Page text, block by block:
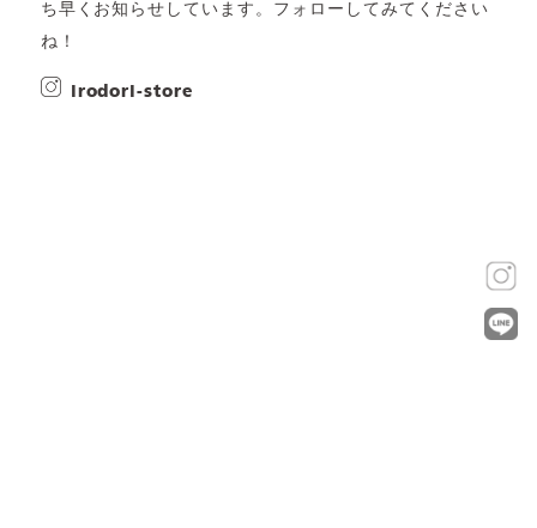
ち早くお知らせしています。フォローしてみてください
ね！
irodori-store